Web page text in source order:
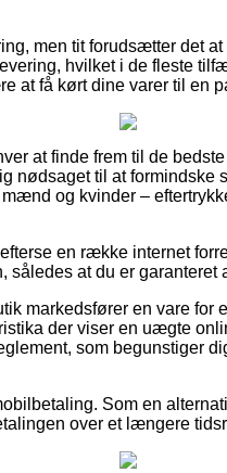
men tit forudsætter det
hvilket i de fleste
at få kørt dine varer til en
at finde frem til de
nødsaget til at
og kvinder –
en række internet
således at du er
markedsfører en vare for
der viser en uægte
som begunstiger
Som en
over et længere